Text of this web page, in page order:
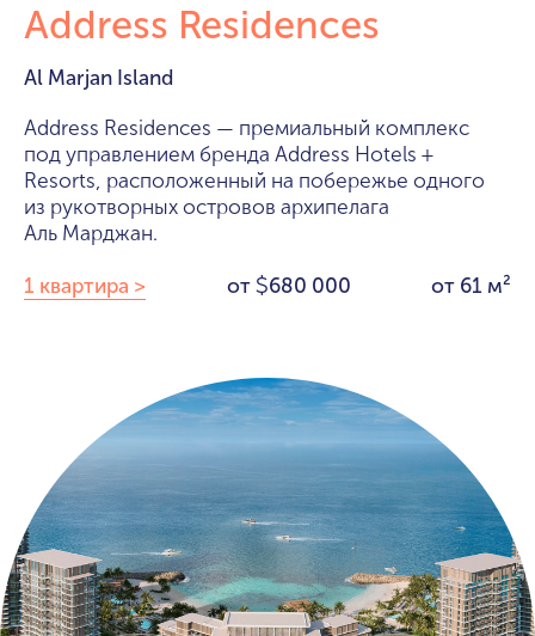
Address Residences
Al Marjan Island
Address Residences — премиальный комплекс
под управлением бренда Address Hotels +
Resorts, расположенный на побережье одного
из рукотворных островов архипелага
Аль Марджан.
1 квартира > от $680 000 от 61 м²